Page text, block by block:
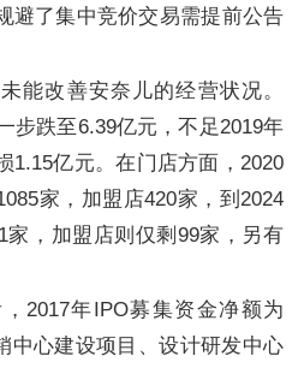
避了集中竞价交易需提前公告
能改善安奈儿的经营状况。
步跌至6.39亿元，不足2019年
1.15亿元。在门店方面，2020
家，加盟店420家，到2024
家，加盟店则仅剩99家，另有
2017年IPO募集资金净额为
中心建设项目、设计研发中心